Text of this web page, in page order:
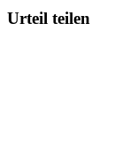
Urteil teilen